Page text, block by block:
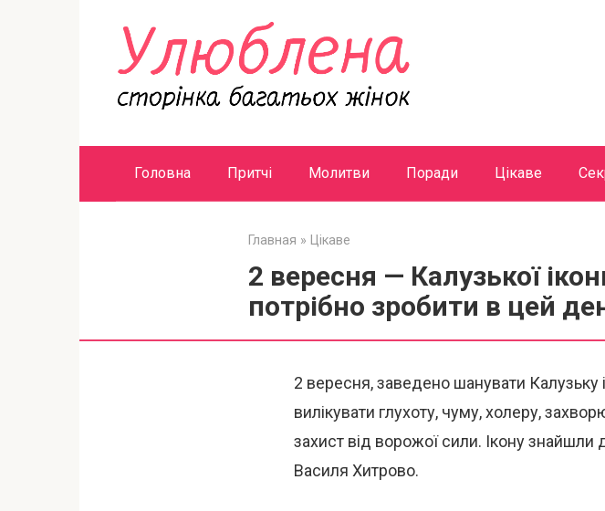
Головна Притчі Молитви Поради Цікаве
Главная » Цікаве
2 вересня — Калузької
потрібно зробити в цей
2 вересня, заведено шанувати Калузьку
вилікувати глухоту, чуму, холеру,
захист від ворожої сили. Ікону знайшли
Василя Хитрово.